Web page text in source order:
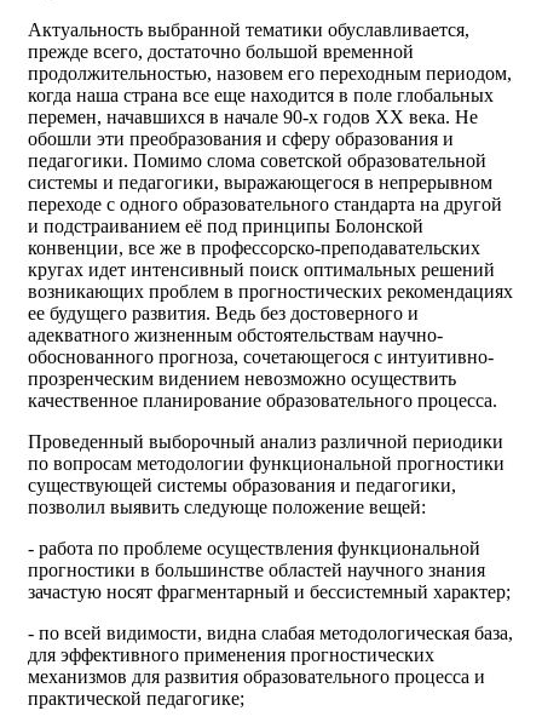
Актуальность выбранной тематики обуславливается,
прежде всего, достаточно большой временной
продолжительностью, назовем его переходным периодом,
когда наша страна все еще находится в поле глобальных
перемен, начавшихся в начале 90-х годов XX века. Не
обошли эти преобразования и сферу образования и
педагогики. Помимо слома советской образовательной
системы и педагогики, выражающегося в непрерывном
переходе с одного образовательного стандарта на другой
и подстраиванием её под принципы Болонской
конвенции, все же в профессорско-преподавательских
кругах идет интенсивный поиск оптимальных решений
возникающих проблем в прогностических рекомендациях
ее будущего развития. Ведь без достоверного и
адекватного жизненным обстоятельствам научно-
обоснованного прогноза, сочетающегося с интуитивно-
прозренческим видением невозможно осуществить
качественное планирование образовательного процесса.
Проведенный выборочный анализ различной периодики
по вопросам методологии функциональной прогностики
существующей системы образования и педагогики,
позволил выявить следующе положение вещей:
- работа по проблеме осуществления функциональной
прогностики в большинстве областей научного знания
зачастую носят фрагментарный и бессистемный характер;
- по всей видимости, видна слабая методологическая база,
для эффективного применения прогностических
механизмов для развития образовательного процесса и
практической педагогике;